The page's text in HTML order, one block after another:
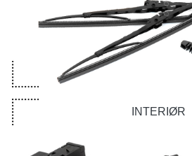
INTERIØR